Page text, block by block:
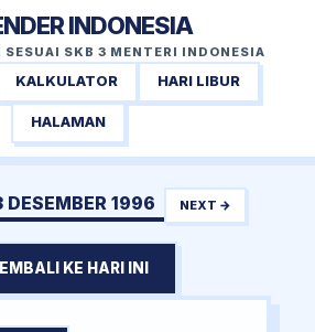
INDONESIA
SESUAI SKB 3 MENTERI INDONESIA
KALKULATOR HARI LIBUR
HALAMAN
DESEMBER 1996 NEXT →
KE HARI INI